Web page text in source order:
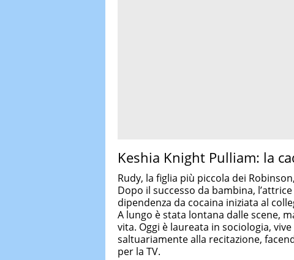
Keshia Knight Pulliam: la
Rudy, la figlia più piccola dei
Dopo il successo da bambina,
dipendenza da cocaina iniziata al
A lungo è stata lontana dalle scene,
vita. Oggi è laureata in sociologia,
saltuariamente alla recitazione,
per la TV.